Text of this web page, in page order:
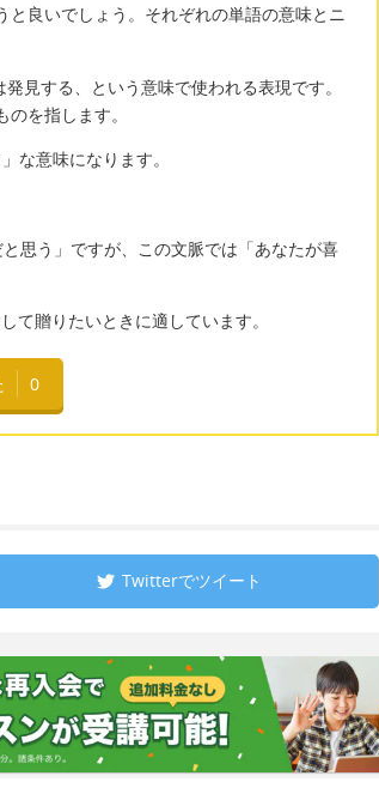
良いでしょう。それぞれの単語の意味とニ
見する、という意味で使われる表現です。
を指します。
な意味になります。
思う」ですが、この文脈では「あなたが喜
て贈りたいときに適しています。
0
Twitterでツイート